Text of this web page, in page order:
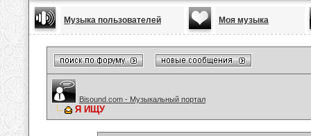
Музыка пользователей Моя музыка
Bisound.com - Музыкальный портал
Я ИЩУ